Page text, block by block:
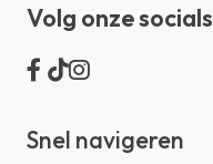
Volg onze socials
Snel navigeren